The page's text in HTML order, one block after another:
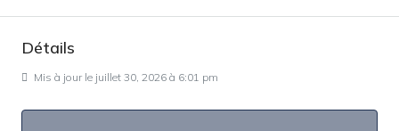
Détails
Mis à jour le juillet 30, 2026 à 6:01 pm